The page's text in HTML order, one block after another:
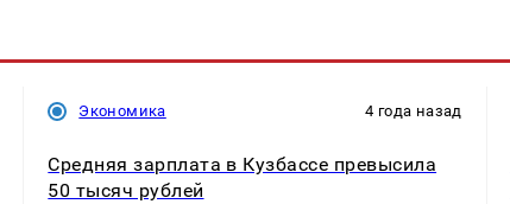
Экономика 4 года назад
Средняя зарплата в Кузбассе превысила
50 тысяч рублей